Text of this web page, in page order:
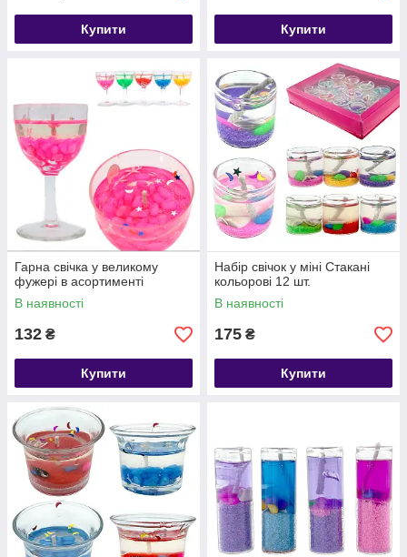
Купити Купити
Гарна свічка у великому
фужері в асортименті
В наявності
132 ₴
Купити
Набір свічок у міні Стакані
кольорові 12 шт.
В наявності
175 ₴
Купити